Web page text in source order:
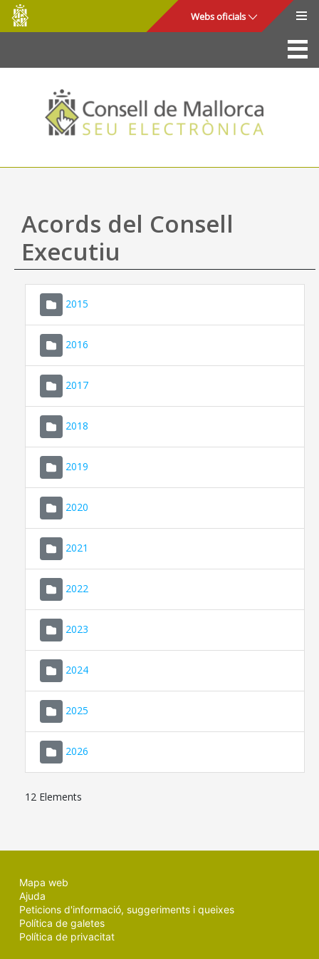
Salta al contingut principal
Consell
de
Mallorca
Webs oficials
La Seu
Consell de Mallorca
Accés i seguretat
Utilitats
Ajuda
Acords del Consell
Executiu
2015
2016
2017
2018
2019
2020
2021
2022
2023
2024
2025
2026
12 Elements
Mapa web
Ajuda
Peticions d'informació, suggeriments i queixes
Política de galetes
Política de privacitat